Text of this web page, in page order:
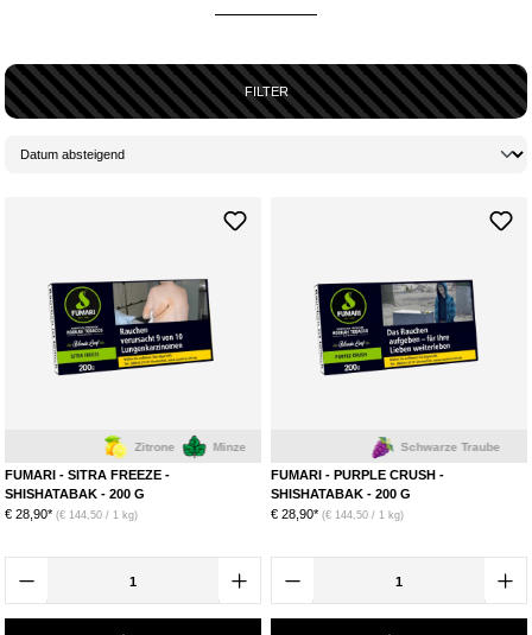
ihrem Gebiet macht. Neben ihrembeliebten Portfolio
Hookain Onlineshop findest du dieTop-Auswahlder zahlreichen
Tabaksorten vonFumari… Solltest du in dieser Kategorie jedoch -
über 50 weiteren Kategorien
WELCHEN GRUNDTABAK VERWENDET FUMARI?
erstklassige Zutaten, vom
eingemischten
Aromen wird auf eine hohe Qualität
geachtet. Der Grundtabak besteht
ausextra dünnen,rauchgehärteten Virginia Tabakblätternmit der
optimalen Menge anStielen , die anschließend inkleine, gleichmäßige
Streifengeschnitten, bevor sie weiter zerkleinertwerden. Für einige
FUMARI´S BESTSELLER
Geschmack ist bekanntlich unterschiedlich , aber mit ein paar Sorten
erlangte Fumari dennoch
weltweite Bekanntheit. DieseTopseller
solltest du unbedingt probieren:
Lumin Freeze- Zitrone-Minze
Original WGB
- Weiße Gummibärchen
Ceylon Chi- Spiced Chai
FILTER
Zitrone Minze
FUMARI - SITRA FREEZE -
SHISHATABAK - 200 G
€ 28,90* (€ 144,50 / 1 kg)
Schwarze Traube
FUMARI - PURPLE CRUSH -
SHISHATABAK - 200 G
€ 28,90* (€ 144,50 / 1 kg)